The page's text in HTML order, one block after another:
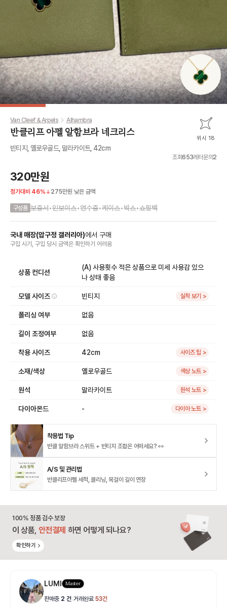
Van Cleef & Arpels Alhambra
반클리프 아펠 알함브라 네크리스 위시 18
빈티지, 옐로우골드, 말라카이트, 42cm
조회653레터문의2
320만원
정가대비 46% 275만원 낮은 금액
구성품 보증서•인보이스•영수증•케이스•박스•쇼핑백
국내 매장(압구정 갤러리아)에서 구매
구입 시기, 구입 당시 금액은 확인하기 어려움
상품 컨디션
(A) 사용횟수 적은 상품으로 미세 사용감 있으
나 상태 좋음
모델 사이즈 빈티지 실착 보기 >
폴리싱 여부 없음
길이 조정여부 없음
착용 사이즈 42cm 사이즈 팁 >
소재/색상 옐로우골드 색상 노트 >
원석 말라카이트 원석 노트 >
다이아몬드 - 다이아 노트 >
착용법 Tip
반클 알함브라 스위트 + 빈티지 조합은 어떠세요? 👀
A/S 및 관리법
반클리프아펠 세척, 클리닝, 목걸이 길이 연장
100% 정품 검수 보장
이 상품, 안전결제 하면 어떻게 되나요?
확인하기
LUMI Master
판매중 2 건 거래완료 53건